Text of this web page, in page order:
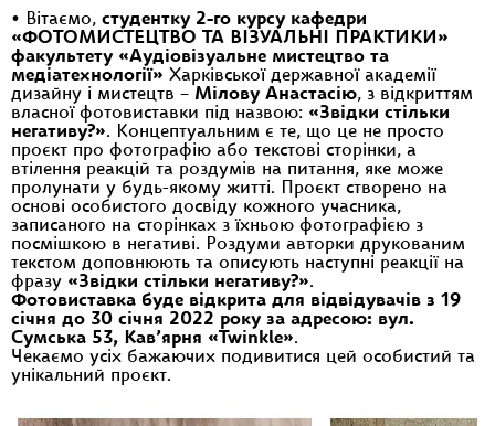
• Вітаємо, студентку 2-го курсу кафедри
«ФОТОМИСТЕЦТВО ТА ВІЗУАЛЬНІ ПРАКТИКИ»
факультету «Аудіовізуальне мистецтво та
медіатехнології» Харківської державної академії
дизайну і мистецтв – Мілову Анастасію, з відкриттям
власної фотовиставки під назвою: «Звідки стільки
негативу?». Концептуальним є те, що це не просто
проєкт про фотографію або текстові сторінки, а
втілення реакцій та роздумів на питання, яке може
пролунати у будь-якому житті. Проєкт створено на
основі особистого досвіду кожного учасника,
записаного на сторінках з їхньою фотографією з
посмішкою в негативі. Роздуми авторки друкованим
текстом доповнюють та описують наступні реакції на
фразу «Звідки стільки негативу?».
Фотовиставка буде відкрита для відвідувачів з 19
січня до 30 січня 2022 року за адресою: вул.
Сумська 53, Кав’ярня «Twinkle».
Чекаємо усіх бажаючих подивитися цей особистий та
унікальний проєкт.